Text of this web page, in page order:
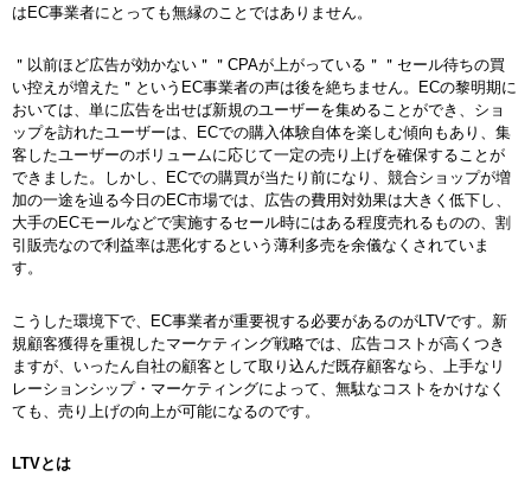
はEC事業者にとっても無縁のことではありません。
＂以前ほど広告が効かない＂＂CPAが上がっている＂＂セール待ちの買
い控えが増えた＂というEC事業者の声は後を絶ちません。ECの黎明期に
おいては、単に広告を出せば新規のユーザーを集めることができ、ショ
ップを訪れたユーザーは、ECでの購入体験自体を楽しむ傾向もあり、集
客したユーザーのボリュームに応じて一定の売り上げを確保することが
できました。しかし、ECでの購買が当たり前になり、競合ショップが増
加の一途を辿る今日のEC市場では、広告の費用対効果は大きく低下し、
大手のECモールなどで実施するセール時にはある程度売れるものの、割
引販売なので利益率は悪化するという薄利多売を余儀なくされていま
す。
こうした環境下で、EC事業者が重要視する必要があるのがLTVです。新
規顧客獲得を重視したマーケティング戦略では、広告コストが高くつき
ますが、いったん自社の顧客として取り込んだ既存顧客なら、上手なリ
レーションシップ・マーケティングによって、無駄なコストをかけなく
ても、売り上げの向上が可能になるのです。
LTVとは